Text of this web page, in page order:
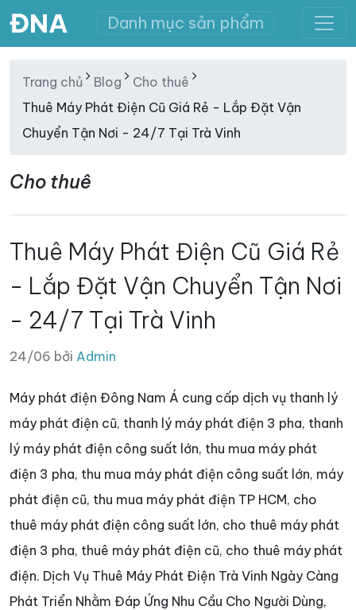
ĐNA Danh mục sản phẩm
Trang chủ Blog
Cho thuê
Thuê Máy Phát Điện Cũ Giá Rẻ - Lắp Đặt Vận
Chuyển Tận Nơi - 24/7 Tại Trà Vinh
Cho thuê
Thuê Máy Phát Điện Cũ Giá Rẻ
- Lắp Đặt Vận Chuyển Tận Nơi
- 24/7 Tại Trà Vinh
24/06 bởi Admin
Máy phát điện Đông Nam Á cung cấp dịch vụ thanh lý
máy phát điện cũ, thanh lý máy phát điện 3 pha, thanh
lý máy phát điện công suất lớn, thu mua máy phát
điện 3 pha, thu mua máy phát điện công suất lớn, máy
phát điện cũ, thu mua máy phát điện TP HCM, cho
thuê máy phát điện công suất lớn, cho thuê máy phát
điện 3 pha, thuê máy phát điện cũ, cho thuê máy phát
điện. Dịch Vụ Thuê Máy Phát Điện Trà Vinh Ngày Càng
Phát Triển Nhằm Đáp Ứng Nhu Cầu Cho Người Dùng,